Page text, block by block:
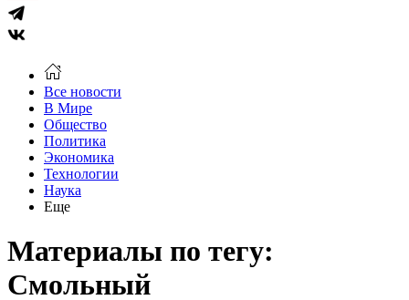
Все новости
В Мире
Общество
Политика
Экономика
Технологии
Наука
Еще
Материалы по тегу:
Смольный